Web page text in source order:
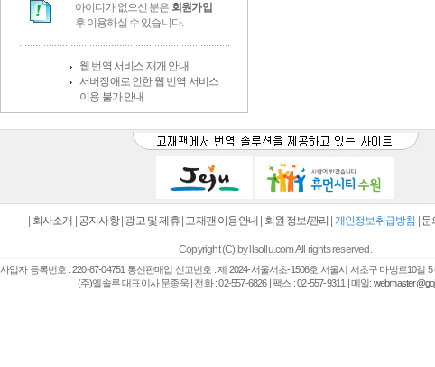
아이디가 없으신 분은 회원가입
후 이용하실 수 있습니다.
웹 번역 서비스 재개 안내
서버장애로 인한 웹 번역 서비스
이용 불가 안내
회사소개 공지사항| 광고 및 제휴| 고재팬 이용안내 회원 정보/관리 개인정보취급방침 문
Copyright (C) by llsollu.com All rights reserved.
사업자 등록번호 : 220-87-04751 통신판매업 신고번호 : 제 2024-서울서초-1506호 서울시 서초구 마방로10길
(주)엘솔루 대표이사 문종욱 | 전화 : 02-557-6826 | 팩스 : 02-557-9311 | 메일: